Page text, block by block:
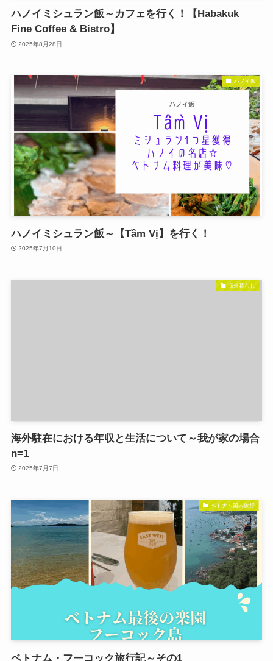
ハノイミシュラン飯～カフェを行く！【Habakuk
Fine Coffee & Bistro】
2025年8月28日
ハノイ飯
ハノイミシュラン飯～【Tầm Vị】を行く！
2025年7月10日
海外暮らし
海外駐在における年収と生活について～我が家の場合
n=1
2025年7月7日
ベトナム国内旅行
ベトナム・フーコック旅行記～その1